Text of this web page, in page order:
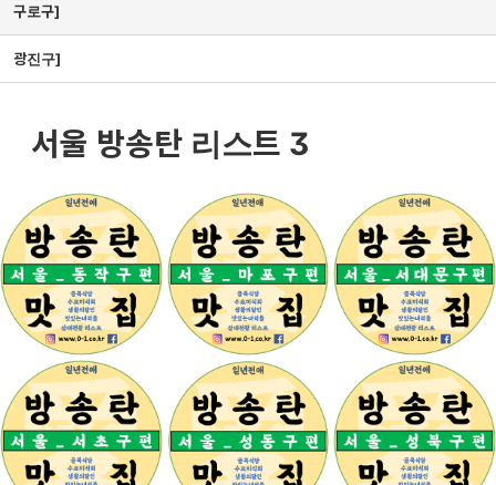
구로구]
광진구]
서울 방송탄 리스트 3